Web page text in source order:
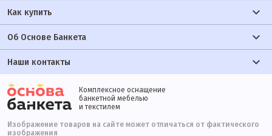
Как купить
Об Основе Банкета
Наши контакты
Комплексное оснащение
банкетной мебелью
и текстилем
Изображение товаров на сайте может отличаться от фактического
изображения